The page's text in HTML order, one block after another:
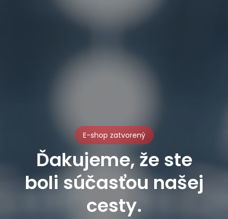
E-shop zatvorený
Ďakujeme, že ste
boli súčasťou našej
cesty.